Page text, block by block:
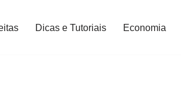
Dicas e Tutoriais Economia